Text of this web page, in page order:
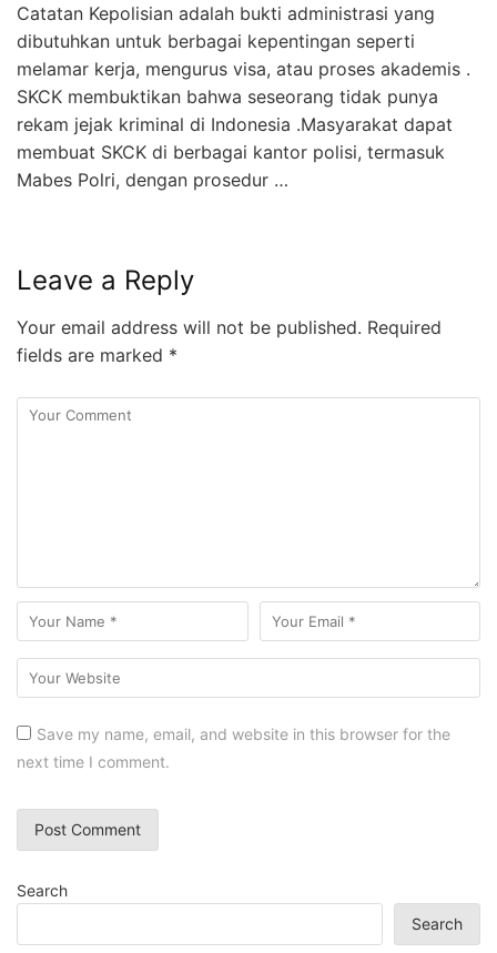
Catatan Kepolisian adalah bukti administrasi yang
dibutuhkan untuk berbagai kepentingan seperti
melamar kerja, mengurus visa, atau proses akademis .
SKCK membuktikan bahwa seseorang tidak punya
rekam jejak kriminal di Indonesia .Masyarakat dapat
membuat SKCK di berbagai kantor polisi, termasuk
Mabes Polri, dengan prosedur …
Leave a Reply
Your email address will not be published. Required
fields are marked *
Save my name, email, and website in this browser for the
next time I comment.
Search
Search